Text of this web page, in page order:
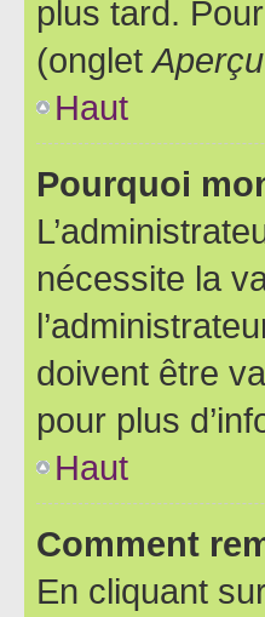
plus tard.
(onglet
Haut
Pourquoi
nécessite la
doivent être
pour plus
Haut
Comment
En cliquant